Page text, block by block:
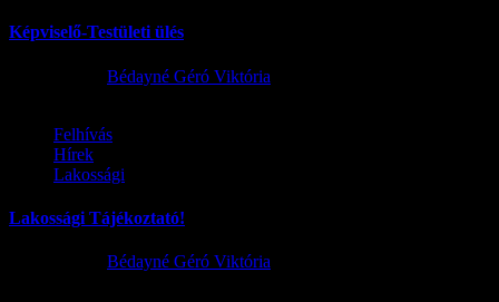
Képviselő-Testületi ülés
Bédayné Géró Viktória
Felhívás
Hírek
Lakossági
Lakossági Tájékoztató!
Bédayné Géró Viktória